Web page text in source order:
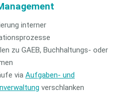
interner
zu GAEB, Buchhaltungs- oder
via Aufgaben- und
verschlanken